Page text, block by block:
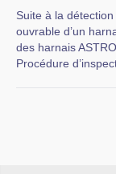
Suite à la
ouvrable d’un
des harnais
Procédure